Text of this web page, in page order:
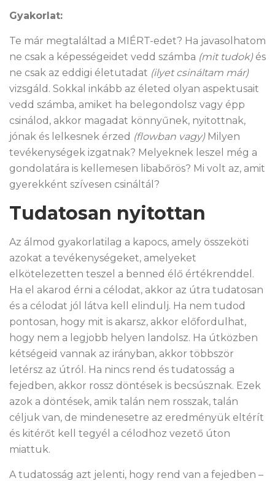
Gyakorlat:
Te már megtaláltad a MIÉRT-edet? Ha javasolhatom
ne csak a képességeidet vedd számba (mit tudok)és
ne csak az eddigi életutadat (ilyet csináltam már)
vizsgáld. Sokkal inkább az életed olyan aspektusait
vedd számba, amiket ha belegondolsz vagy épp
csinálod, akkor magadat könnyűnek, nyitottnak,
jónak és lelkesnek érzed (flowban vagy)Milyen
tevékenységek izgatnak? Melyeknek leszel még a
gondolatára is kellemesen libabőrös? Mi volt az, amit
gyerekként szívesen csináltál?
Tudatosan nyitottan
Az álmod gyakorlatilag a kapocs, amely összeköti
azokat a tevékenységeket, amelyeket
elkötelezetten teszel a benned élő értékrenddel.
Ha el akarod érni a célodat, akkor az útra tudatosan
és a célodat jól látva kell elindulj. Ha nem tudod
pontosan, hogy mit is akarsz, akkor előfordulhat,
hogy nem a legjobb helyen landolsz. Ha útközben
kétségeid vannak az irányban, akkor többször
letérsz az útról. Ha nincs rend és tudatosság a
fejedben, akkor rossz döntések is becsúsznak. Ezek
azok a döntések, amik talán nem rosszak, talán
céljuk van, de mindenesetre az eredményük eltérít
és kitérőt kell tegyél a célodhoz vezető úton
miattuk.
A tudatosság azt jelenti, hogy rend van a fejedben –